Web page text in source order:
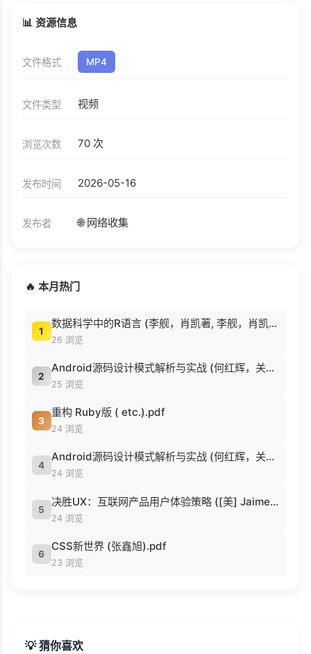
📊 资源信息
文件格式 MP4
文件类型 视频
浏览次数 70 次
发布时间 2026-05-16
发布者 🌐 网络收集
🔥 本月热门
1
数据科学中的R语言 (李舰，肖凯著, 李舰，肖凯著；吴喜之审校, Pdg2Pic).pdf
26 浏览
2
Android源码设计模式解析与实战 (何红辉，关爱民著, 何红辉, 关爱民著, 何红辉, 关爱民).pdf
25 浏览
3
重构 Ruby版 ( etc.).pdf
24 浏览
4
Android源码设计模式解析与实战 (何红辉，关爱民著, 何红辉, 关爱民著, 何红辉, 关爱民).pdf
24 浏览
5
决胜UX：互联网产品用户体验策略 ([美] Jaime Levy [[美] Jaime Levy]).epub
24 浏览
6
CSS新世界 (张鑫旭).pdf
23 浏览
💡 猜你喜欢